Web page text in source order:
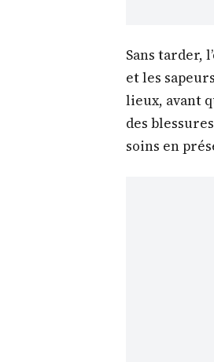
Sans tarder,
et les
lieux, avant
des
soins en